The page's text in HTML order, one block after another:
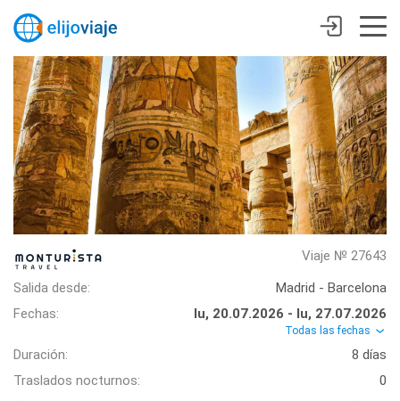
Viaje № 27643
Salida desde:
Madrid - Barcelona
Fechas:
lu, 20.07.2026 - lu, 27.07.2026
Todas las fechas
Duración:
8 días
Traslados nocturnos:
0